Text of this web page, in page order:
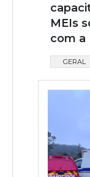
MEIs
com a
GERAL